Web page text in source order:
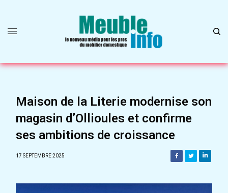
Maison de la Literie modernise son
magasin d’Ollioules et confirme
ses ambitions de croissance
17 SEPTEMBRE 2025